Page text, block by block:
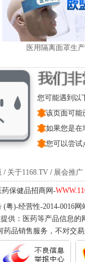
医用隔离面罩生
您可能遇到以
该页面可能
如果您是在
您可以尝试
/ 关于1168.TV / 展会推广
药保健品招商网-
粤)-经营性-2014-0016
供：医药等产品信息的
品销售服务，不对交